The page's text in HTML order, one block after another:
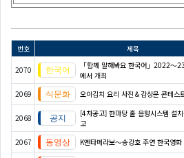
번호 제목
2070
「함께 말해봐요 한국어」2022～
에서 개최
2069 오이김치 요리 사진＆감상문 콘테스
2068
[4차공고] 한마당 홀 음향시스템 설
고
2067 K엔타메라보～송강호 주연 한국영화